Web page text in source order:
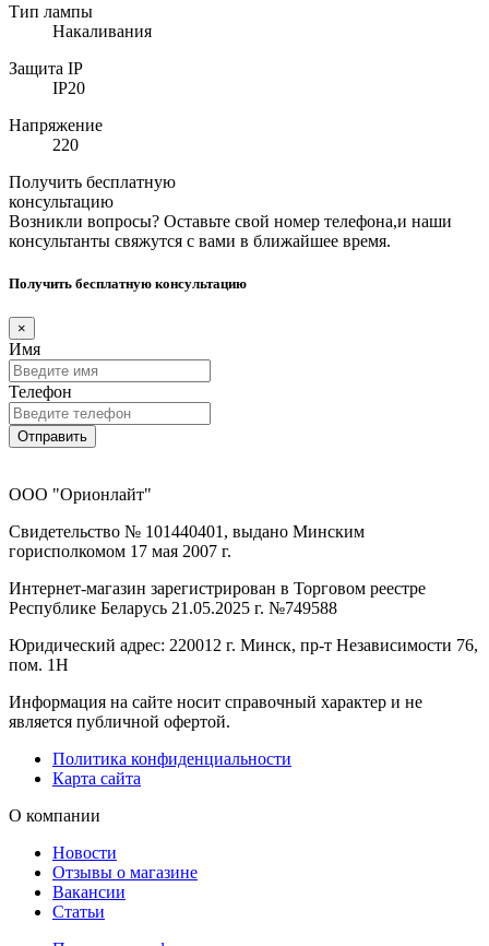
Тип лампы
Накаливания
Защита IP
IP20
Напряжение
220
Получить бесплатную
консультацию
Возникли вопросы? Оставьте свой номер телефона,и наши
консультанты свяжутся с вами в ближайшее время.
Получить бесплатную консультацию
×
Имя
Телефон
Отправить
ООО "Орионлайт"
Свидетельство № 101440401, выдано Минским
горисполкомом 17 мая 2007 г.
Интернет-магазин зарегистрирован в Торговом реестре
Республике Беларусь 21.05.2025 г. №749588
Юридический адрес: 220012 г. Минск, пр-т Независимости 76,
пом. 1Н
Информация на сайте носит справочный характер и не
является публичной офертой.
Политика конфиденциальности
Карта сайта
О компании
Новости
Отзывы о магазине
Вакансии
Статьи